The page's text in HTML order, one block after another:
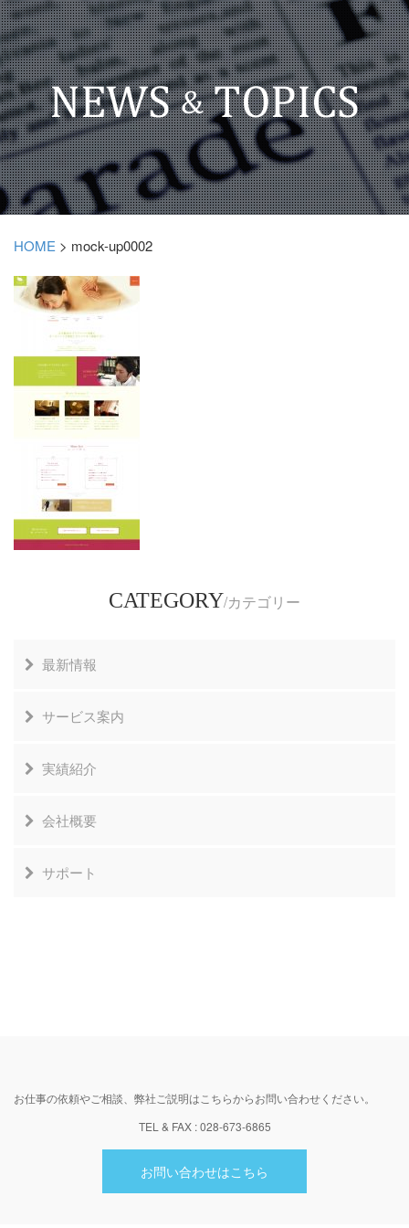
HOME > mock-up0002
CATEGORY/カテゴリー
最新情報
News & Topics
サービス案内
事業案内
設計料
実績紹介
主な実績紹介
会社概要
企業理念
サポート
お仕事の依頼やご相談、弊社ご説明はこちらからお問い合わせください。
TEL & FAX : 028-673-6865
お問い合わせはこちら